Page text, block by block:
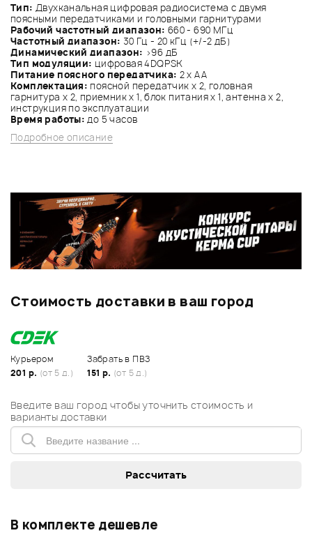
Тип: Двухканальная цифровая радиосистема с двумя
поясными передатчиками и головными гарнитурами
Рабочий частотный диапазон: 660 - 690 МГц
Частотный диапазон: 30 Гц - 20 кГц (+/-2 дБ)
Динамический диапазон: >96 дБ
Тип модуляции: цифровая 4DQPSK
Питание поясного передатчика: 2 x АА
Комплектация: поясной передатчик x 2, головная
гарнитура х 2, приемник x 1, блок питания x 1, антенна х 2,
инструкция по эксплуатации
Время работы: до 5 часов
Подробное описание
Стоимость доставки в ваш город
Курьером
201 р. (от 5 д.)
Забрать в ПВЗ
151 р. (от 5 д.)
Введите ваш город чтобы уточнить стоимость и
варианты доставки
В комплекте дешевле